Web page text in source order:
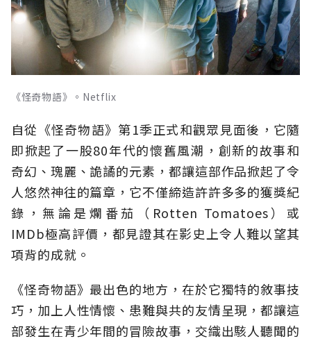
《怪奇物語》。Netflix
自從《怪奇物語》第1季正式和觀眾見面後，它隨
即掀起了一股80年代的懷舊風潮，創新的故事和
奇幻、瑰麗、詭譎的元素，都讓這部作品掀起了令
人悠然神往的篇章，它不僅締造許許多多的獲獎紀
錄，無論是爛番茄（Rotten Tomatoes）或
IMDb極高評價，都見證其在影史上令人難以望其
項背的成就。
《怪奇物語》最出色的地方，在於它獨特的敘事技
巧，加上人性情懷、患難與共的友情呈現，都讓這
部發生在青少年間的冒險故事，交織出駭人聽聞的